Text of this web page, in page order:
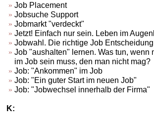
Job Placement
Jobsuche Support
Jobmarkt "verdeckt"
Jetzt! Einfach nur sein. Leben im
Jobwahl. Die richtige Job Entscheidung
Job "aushalten" lernen. Was tun, wenn
im Job sein muss, den man nicht mag?
Job: "Ankommen" im Job
Job: "Ein guter Start im neuen Job"
Job: "Jobwechsel innerhalb der Firma"
K: